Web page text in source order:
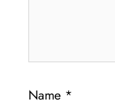
Name *